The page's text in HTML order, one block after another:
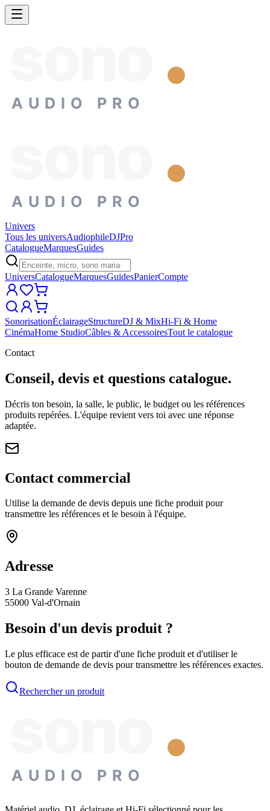
AUDIO PRO
AUDIO PRO
Univers
Tous les universAudiophileDJPro
CatalogueMarquesGuides
UniversCatalogueMarquesGuidesPanierCompte
SonorisationÉclairageStructureDJ & MixHi-Fi & Home
CinémaHome StudioCâbles & AccessoiresTout le catalogue
Contact
Conseil, devis et questions catalogue.
Décris ton besoin, la salle, le public, le budget ou les références
produits repérées. L'équipe revient vers toi avec une réponse
adaptée.
Contact commercial
Utilise la demande de devis depuis une fiche produit pour
transmettre les références et le besoin à l'équipe.
Adresse
3 La Grande Varenne
55000 Val-d'Ornain
Besoin d'un devis produit ?
Le plus efficace est de partir d'une fiche produit et d'utiliser le
bouton de demande de devis pour transmettre les références exactes.
Rechercher un produit
AUDIO PRO